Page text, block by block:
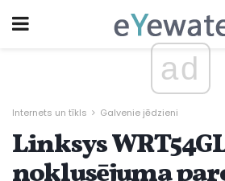
ad
Internets un tīkls Galvenie jēdzieni
Linksys